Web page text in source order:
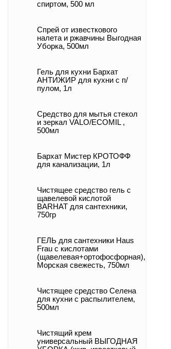
спиртом, 500 мл
Спрей от известкового
налета и ржавчины Выгодная
Уборка, 500мл
Гель для кухни Бархат
АНТИЖИР для кухни с п/
пулом, 1л
Средство для мытья стекол
и зеркал VALO/ECOMIL ,
500мл
Бархат Мистер КРОТОФФ
для канализации, 1л
Чистящее средство гель с
щавелевой кислотой
BARHAT для сантехники,
750гр
ГЕЛЬ для сантехники Haus
Frau с кислотами
(щавелевая+ортофосфорная),
Морская свежесть, 750мл
Чистящее средство Селена
для кухни с распылителем,
500мл
Чистящий крем
универсальный ВЫГОДНАЯ